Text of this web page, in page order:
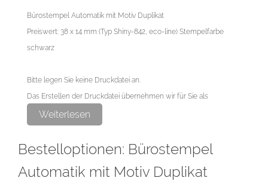
Bürostempel Automatik mit Motiv Duplikat
Preiswert: 38 x 14 mm (Typ Shiny-842, eco-line) Stempelfarbe
schwarz
Bitte legen Sie keine Druckdatei an.
Das Erstellen der Druckdatei übernehmen wir für Sie als
exklusiven Service.
Weiterlesen
Bestelloptionen: Bürostempel
Automatik mit Motiv Duplikat